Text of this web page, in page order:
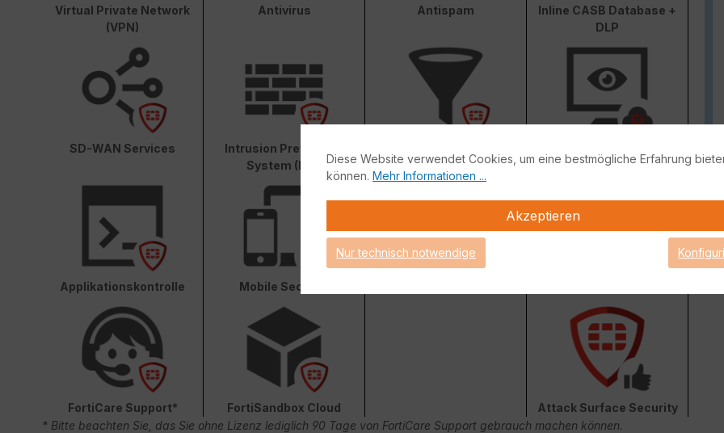
Virtual Private Network
(VPN)
Antivirus Antispam
Inline CASB Database +
DLP
SD-WAN Services
Intrusion Prevention
System (IPS)
Prevention
Applikationskontrolle Mobile Security
FortiCare Support* FortiSandbox Cloud
Attack Surface Security
* Bitte beachten Sie, das Sie ohne Lizenz lediglich 90 Tage von FortiCare Support gebrauch machen können.
Diese Website verwendet Cookies, um eine bestmögliche Erfahrung
können. Mehr Informationen ...
Akzeptieren
Nur technisch notwendige